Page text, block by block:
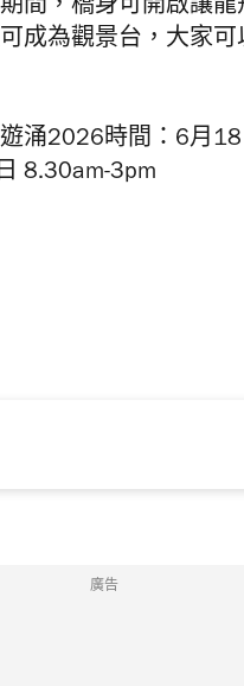
間，橋身可開啟讓龍
成為觀景台，大家可
涌2026時間： 6月
8.30am-3pm
廣告